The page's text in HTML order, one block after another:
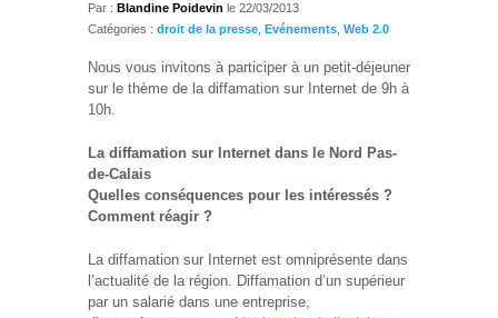
Par : Blandine Poidevin le 22/03/2013
Catégories : droit de la presse Evénements Web 2.0
Nous vous invitons à participer à un petit-déjeuner
sur le thème de la diffamation sur Internet de 9h à
10h.
La diffamation sur Internet dans le Nord Pas-
de-Calais
Quelles conséquences pour les intéressés ?
Comment réagir ?
La diffamation sur Internet est omniprésente dans
l’actualité de la région. Diffamation d’un supérieur
par un salarié dans une entreprise,